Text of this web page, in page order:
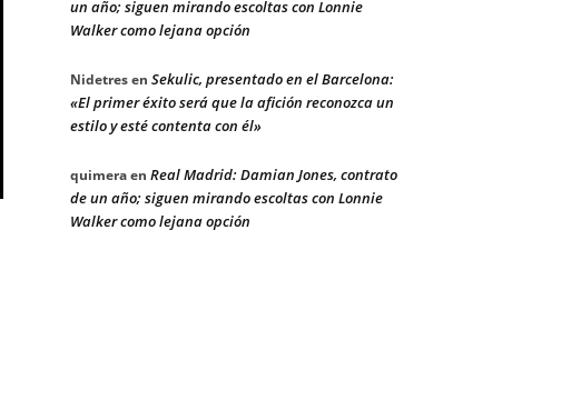
un año; siguen mirando escoltas con Lonnie
Walker como lejana opción
Nidetresen Sekulic, presentado en el Barcelona:
«El primer éxito será que la afición reconozca un
estilo y esté contenta con él»
quimeraen Real Madrid: Damian Jones, contrato
de un año; siguen mirando escoltas con Lonnie
Walker como lejana opción